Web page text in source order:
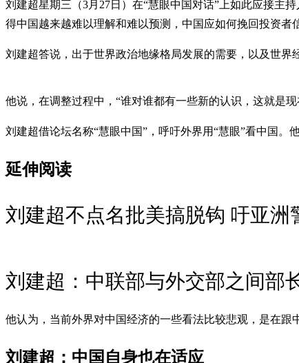
刘建超星期三（3月27日）在“慧眼中国对话”上如此应接主
得中国越来越难以理解和难以预测，中国应如何挽回投资者
刘建超答说，出于世界政治地缘格局发展的需要，以及世
他说，在调整过程中，“谁对谁都有一些新的认识，这就是
刘建超借论坛名称“慧眼中国”，呼吁外界用“慧眼”看中国
延伸阅读
刘建超不点名批美搞脱钩 吁亚洲
刘建超：中联部与外交部之间部
他认为，当前外界对中国经济的一些看法比较悲观，是在跟
刘建超：中国自身也在适应